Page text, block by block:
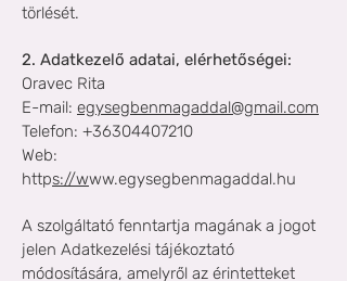
törlését.
2. Adatkezelő adatai, elérhetőségei:
Oravec Rita
E-mail: egysegbenmagaddal@gmail.com
Telefon: +36304407210
Web:
https://www.egysegbenmagaddal.hu
A szolgáltató fenntartja magának a jogot
jelen Adatkezelési tájékoztató
módosítására, amelyről az érintetteket